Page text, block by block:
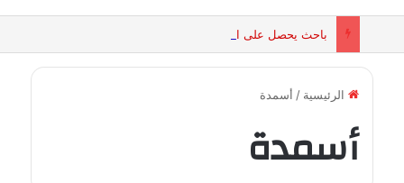
الرئيسية / أسمدة
أسمدة